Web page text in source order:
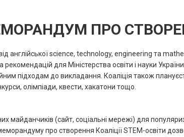
ПРО
англійської science, technology, engineering та
для Міністерства освіти і науки
підходам до викладання. Коаліція також
олімпіади, квести, хакатони тощо.
майданчиків (сайт, соціальні мережі) для
про створення Коаліції STEM-освіти